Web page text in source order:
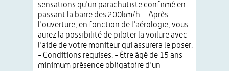
sensations qu'un parachutiste confirmé en
passant la barre des 200km/h. - Après
l'ouverture, en fonction de l'aérologie, vous
aurez la possibilité de piloter la voilure avec
l'aide de votre moniteur qui assurera le poser.
- Conditions requises: - Être âgé de 15 ans
minimum présence obligatoire d'un